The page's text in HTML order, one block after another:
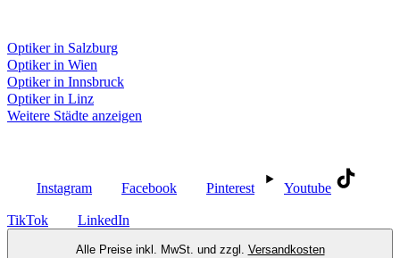
Optiker in Salzburg
Optiker in Wien
Optiker in Innsbruck
Optiker in Linz
Weitere Städte anzeigen
Instagram Facebook Pinterest Youtube
TikTok LinkedIn
Alle Preise inkl. MwSt. und zzgl. Versandkosten